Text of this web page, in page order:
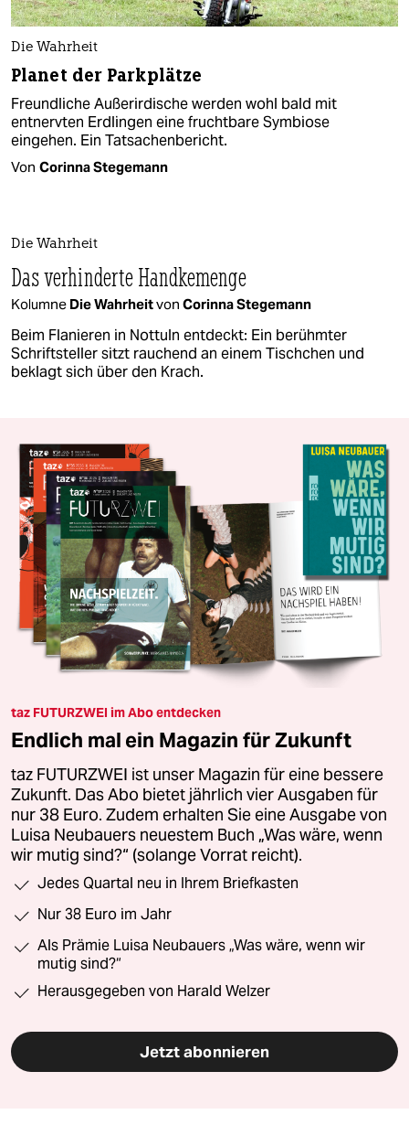
Die Wahrheit
Planet der Parkplätze
Freundliche Außerirdische werden wohl bald mit
entnervten Erdlingen eine fruchtbare Symbiose
eingehen. Ein Tatsachenbericht.
Von Corinna Stegemann
Die Wahrheit
Das verhinderte Handkemenge
Kolumne Die Wahrheitvon Corinna Stegemann
Beim Flanieren in Nottuln entdeckt: Ein berühmter
Schriftsteller sitzt rauchend an einem Tischchen und
beklagt sich über den Krach.
taz FUTURZWEI im Abo entdecken
Endlich mal ein Magazin für Zukunft
taz FUTURZWEI ist unser Magazin für eine bessere
Zukunft. Das Abo bietet jährlich vier Ausgaben für
nur 38 Euro. Zudem erhalten Sie eine Ausgabe von
Luisa Neubauers neuestem Buch „Was wäre, wenn
wir mutig sind?“ (solange Vorrat reicht).
Jedes Quartal neu in Ihrem Briefkasten
Nur 38 Euro im Jahr
Als Prämie Luisa Neubauers „Was wäre, wenn wir
mutig sind?“
Herausgegeben von Harald Welzer
Jetzt abonnieren